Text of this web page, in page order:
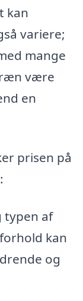
kan
variere;
mange
være
en
prisen på
typen af
kan
og